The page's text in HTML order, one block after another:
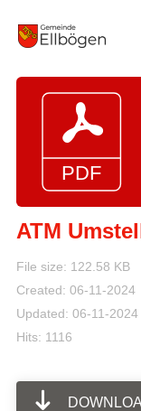
Inhalt
ATM
File size: 122.58 KB
Created: 06-11-2024
Updated: 06-11-2024
Hits: 1116